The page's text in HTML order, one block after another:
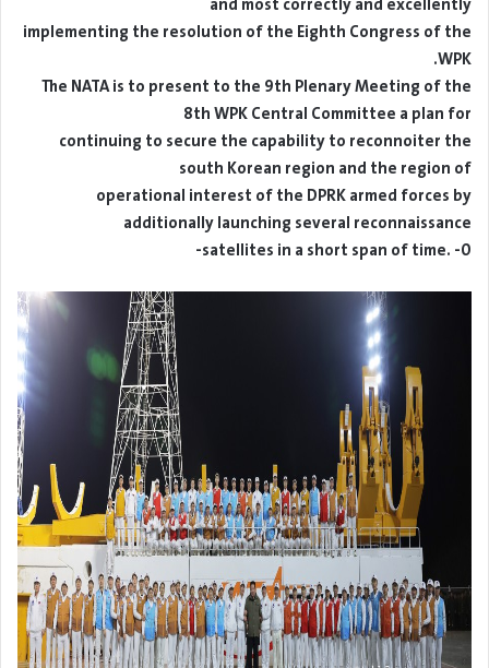
implementing the resolution of the Eighth Congress of the
WPK.
The NATA is to present to the 9th Plenary Meeting of the
8th WPK Central Committee a plan for
continuing to secure the capability to reconnoiter the
south Korean region and the region of
operational interest of the DPRK armed forces by
additionally launching several reconnaissance
satellites in a short span of time. -0-